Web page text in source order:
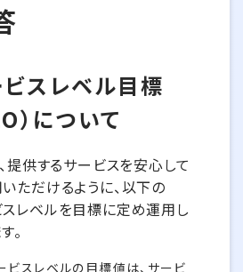
スレベル目標
）について
提供するサービスを安心して
ただけるように、以下の
レベルを目標に定め運用し
。
ビスレベルの目標値は、サービ